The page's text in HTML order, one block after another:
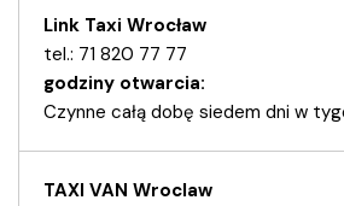
Link Taxi Wrocław
tel.: 71 820 77 77
godziny otwarcia:
Czynne całą dobę siedem dni w
TAXI VAN Wroclaw